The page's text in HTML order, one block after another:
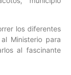
los diferentes
Ministerio para
al fascinante